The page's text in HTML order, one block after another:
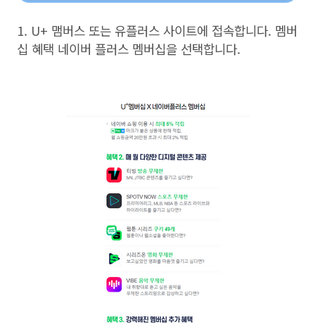
1. U+ 맴버스 또는 유플러스 사이트에 접속합니다. 멤버
십 혜택 네이버 플러스 멤버십을 선택합니다.